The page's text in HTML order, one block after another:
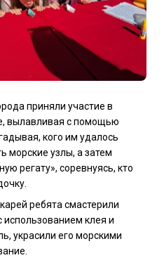
приняли участие в
вылавливая с помощью
кого им удалось
морские узлы, а затем
регату», соревнуясь, кто
ребята смастерили
использованием клея и
украсили его морскими